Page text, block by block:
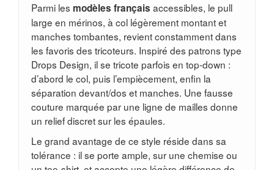
Parmi les modèles français accessibles, le pull
large en mérinos, à col légèrement montant et
manches tombantes, revient constamment dans
les favoris des tricoteurs. Inspiré des patrons type
Drops Design, il se tricote parfois en top-down :
d’abord le col, puis l’empiècement, enfin la
séparation devant/dos et manches. Une fausse
couture marquée par une ligne de mailles donne
un relief discret sur les épaules.
Le grand avantage de ce style réside dans sa
tolérance : il se porte ample, sur une chemise ou